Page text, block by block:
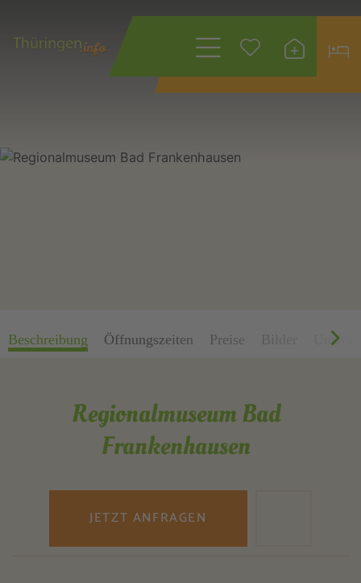
Wonach suchen
Beschreibung Öffnungszeiten Preise
Regionalmuseum Bad
Frankenhausen
JETZT ANFRAGEN